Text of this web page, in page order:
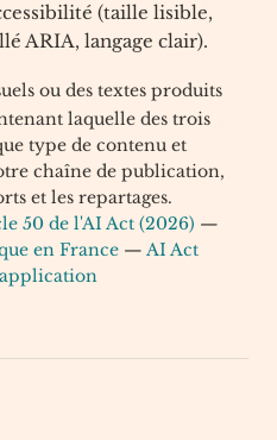
(taille lisible,
ARIA, langage clair).
ou des textes produits
laquelle des trois
type de contenu et
chaîne de publication,
et les repartages.
50 de l'AI Act (2026) —
en France — AI Act